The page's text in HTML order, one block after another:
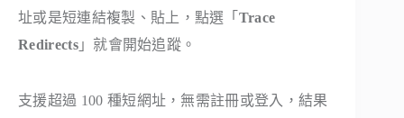
址或是短連結複製、貼上，點選「 Trace
Redirects」就會開始追蹤。
支援超過 100 種短網址，無需註冊或登入，結果